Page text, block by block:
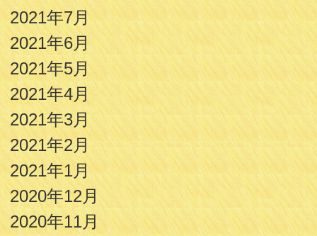
2021年7月
2021年6月
2021年5月
2021年4月
2021年3月
2021年2月
2021年1月
2020年12月
2020年11月